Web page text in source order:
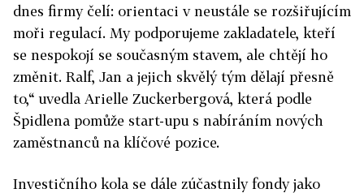
dnes firmy čelí: orientaci v neustále se rozšiřujícím
moři regulací. My podporujeme zakladatele, kteří
se nespokojí se současným stavem, ale chtějí ho
změnit. Ralf, Jan a jejich skvělý tým dělají přesně
to,“ uvedla Arielle Zuckerbergová, která podle
Špidlena pomůže start-upu s nabíráním nových
zaměstnanců na klíčové pozice.
Investičního kola se dále zúčastnily fondy jako